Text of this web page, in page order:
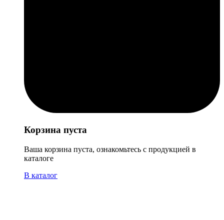
Корзина пуста
Ваша корзина пуста, ознакомьтесь с продукцией в
каталоге
В каталог